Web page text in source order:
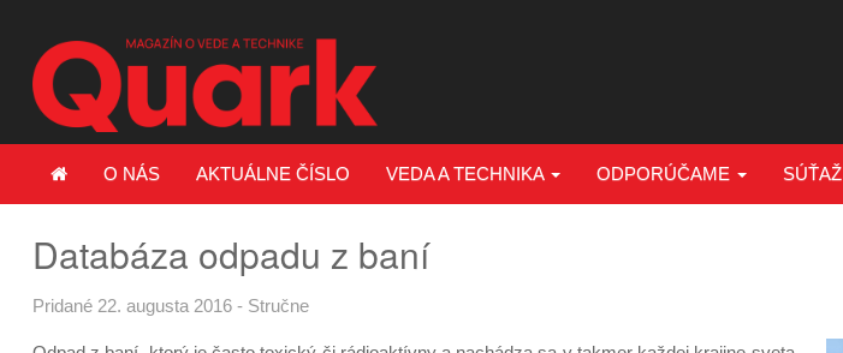
O NÁS AKTUÁLNE ČÍSLO VEDA A TECHNIKA ODPORÚČAME SÚŤAŽ
Databáza odpadu z baní
Pridané 22. augusta 2016 - Stručne